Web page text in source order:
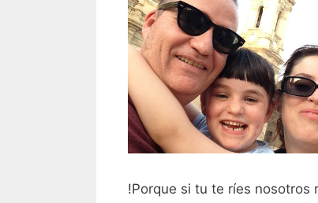
!Porque si tu te ríes nosotros